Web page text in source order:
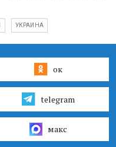
УКРАИНА
ок
telegram
макс